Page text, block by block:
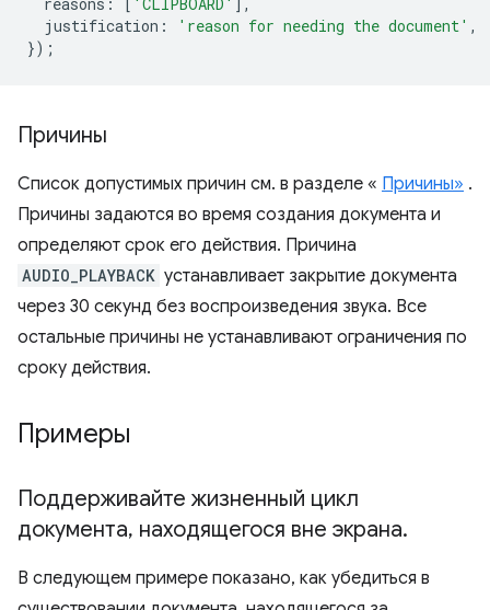
justification : 'reason for needing the document' ,
});
Причины
Список допустимых причин см. в разделе « Причины» .
Причины задаются во время создания документа и
определяют срок его действия. Причина
AUDIO_PLAYBACK устанавливает закрытие документа
через 30 секунд без воспроизведения звука. Все
остальные причины не устанавливают ограничения по
сроку действия.
Примеры
Поддерживайте жизненный цикл
документа, находящегося вне экрана.
В следующем примере показано, как убедиться в